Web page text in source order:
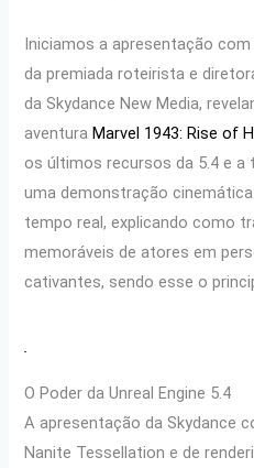
Iniciamos a apresentação
da premiada roteirista e
da Skydance New Media,
aventuraMarvel 1943: Rise of
os últimos recursos da 5.4 e a
uma demonstração
tempo real, explicando como
memoráveis de atores em
cativantes, sendo esse o
O Poder da Unreal Engine 5.4
A apresentação da Skydance
Nanite Tessellation e de